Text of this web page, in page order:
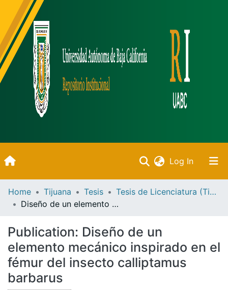
Log In(current)
Inicio
Communities & Collections
All of DSpace
Statistics
Home Tijuana Tesis
Tesis de Licenciatura (Tijuana)
Diseño de un elemento mecánico inspirado en el fémur del insecto calliptamus barbarus
Publication: Diseño de un
elemento mecánico inspirado en el
fémur del insecto calliptamus
barbarus